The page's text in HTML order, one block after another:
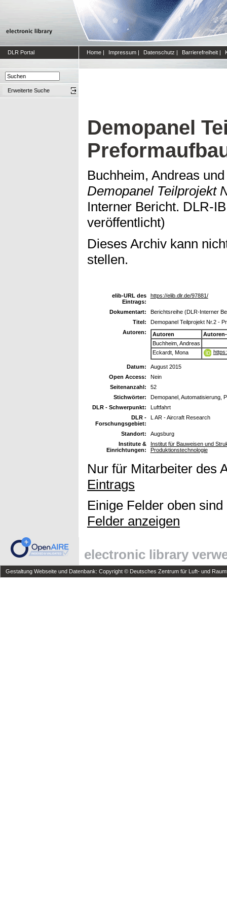
DLR Portal Home | Impressum | Datenschutz | Barrierefreiheit |
Erweiterte Suche
Demopanel
Buchheim, Andreas
Demopanel Teilprojekt
Interner Bericht. DLR-
veröffentlicht)
Dieses Archiv kann
stellen.
elib-URL des
Eintrags:
https://elib.dlr.de/97881/
Dokumentart:
Berichtsreihe (DLR-Interner
Titel:
Demopanel Teilprojekt Nr.2 -
Autoren:
Autoren
Buchheim, Andreas
Eckardt, Mona
Datum:
August 2015
Open Access:
Nein
Seitenanzahl:
52
Stichwörter:
Demopanel, Automatisierung,
DLR - Schwerpunkt:
Luftfahrt
DLR -
Forschungsgebiet:
L AR - Aircraft Research
Standort:
Augsburg
Institute &
Einrichtungen:
Institut für Bauweisen und
Produktionstechnologie
Nur für Mitarbeiter des
Eintrags
Einige Felder oben
Felder anzeigen
electronic library
Gestaltung Webseite und Datenbank: Copyright © Deutsches Zentrum für Luft- und